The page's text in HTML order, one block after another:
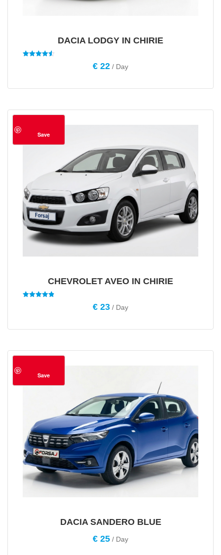
DACIA LODGY IN CHIRIE
€ 22 / Day
Save
CHEVROLET AVEO IN CHIRIE
€ 23 / Day
Save
DACIA SANDERO BLUE
€ 25 / Day